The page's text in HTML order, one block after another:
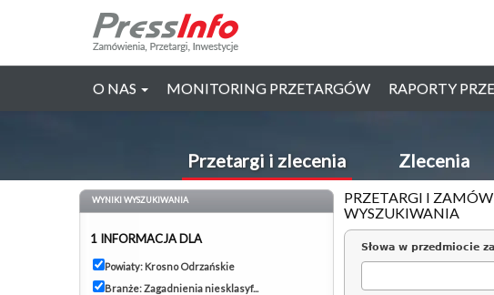
O NAS MONITORING PRZETARGÓW RAPORTY
Przetargi i zlecenia Zlecenia
PRZETARGI I
WYSZUKIWANIA
Słowa w przedmiocie
WYNIKI WYSZUKIWANIA
1 INFORMACJA DLA
Powiaty: Krosno Odrzańskie
Branże: Zagadnienia niesklasyf...